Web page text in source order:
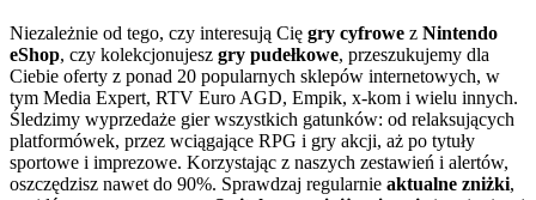
Niezależnie od tego, czy interesują Cię gry cyfrowe z Nintendo
eShop, czy kolekcjonujesz gry pudełkowe, przeszukujemy dla
Ciebie oferty z ponad 20 popularnych sklepów internetowych, w
tym Media Expert, RTV Euro AGD, Empik, x-kom i wielu innych.
Śledzimy wyprzedaże gier wszystkich gatunków: od relaksujących
platformówek, przez wciągające RPG i gry akcji, aż po tytuły
sportowe i imprezowe. Korzystając z naszych zestawień i alertów,
oszczędzisz nawet do 90%. Sprawdzaj regularnie aktualne zniżki,